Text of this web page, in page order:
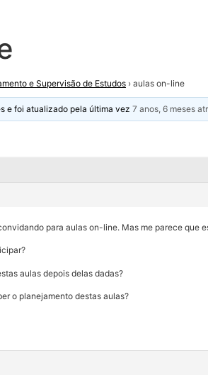
e Supervisão de Estudos › aulas on-line
e foi atualizado pela última vez7 anos, 6 meses
para aulas on-line. Mas me parece que
aulas depois delas dadas?
o planejamento destas aulas?